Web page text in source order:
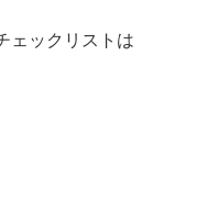
ェックリストは